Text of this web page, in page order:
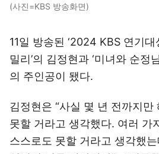
(사진=KBS 방송화면)
11일 방송된 ‘2024 KBS 연기대
밀리’의 김정현과 ‘미녀와 순정
의 주인공이 됐다.
김정현은 “사실 몇 년 전까지만
못할 거라고 생각했다. 여러 가
스스로도 못할 거라고 생각했